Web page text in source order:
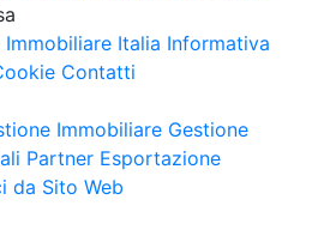
Italia Informativa
Contatti
Immobiliare Gestione
Partner Esportazione
da Sito Web